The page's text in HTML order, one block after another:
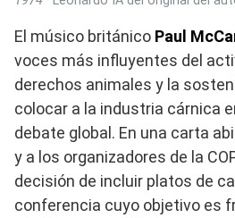
El músico británico Paul
voces más influyentes del
derechos animales y la
colocar a la industria cárnica
debate global. En una carta
y a los organizadores de la
decisión de incluir platos de
conferencia cuyo objetivo es